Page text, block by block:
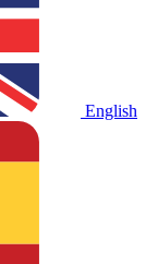
English